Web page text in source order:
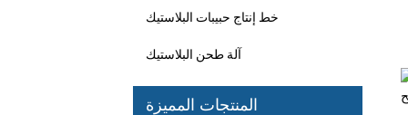
خط إنتاج حبيبات البلاستيك
آلة طحن البلاستيك
المنتجات المميزة